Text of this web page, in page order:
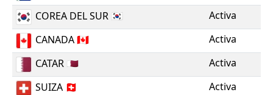
COREA DEL SUR 🇰🇷
Activa
CANADA🇨🇦
Activa
CATAR 🇶🇦
Activa
SUIZA 🇨🇭
Activa